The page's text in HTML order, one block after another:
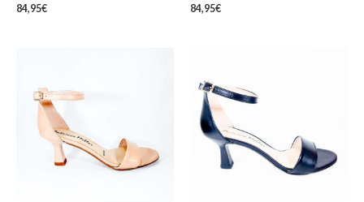
84,95€ 84,95€